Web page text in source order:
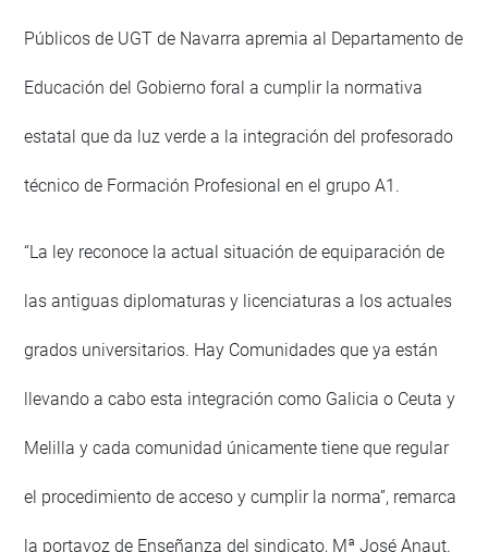
Públicos de UGT de Navarra apremia al Departamento de
Educación del Gobierno foral a cumplir la normativa
estatal que da luz verde a la integración del profesorado
técnico de Formación Profesional en el grupo A1.
“La ley reconoce la actual situación de equiparación de
las antiguas diplomaturas y licenciaturas a los actuales
grados universitarios. Hay Comunidades que ya están
llevando a cabo esta integración como Galicia o Ceuta y
Melilla y cada comunidad únicamente tiene que regular
el procedimiento de acceso y cumplir la norma”, remarca
la portavoz de Enseñanza del sindicato, Mª José Anaut.